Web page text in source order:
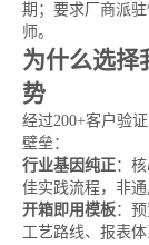
期；要求厂商派
师。
为什么选择
势
经过200+客户验
壁垒：
行业基因纯正：
佳实践流程，非
开箱即用模板：
工艺路线、报表